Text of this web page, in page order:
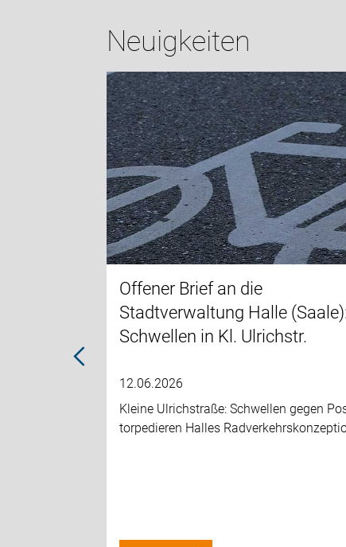
Neuigkeiten
Offener Brief an die
Stadtverwaltung Halle (Saale):
Schwellen in Kl. Ulrichstr.
12.06.2026
Kleine Ulrichstraße: Schwellen gegen
torpedieren Halles